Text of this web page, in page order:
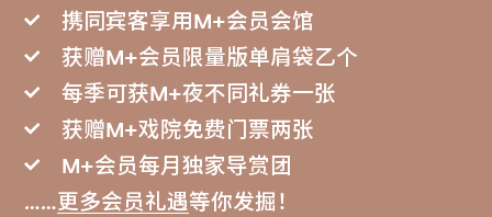
携同宾客享用M+会员会馆
获赠M+会员限量版单肩袋乙个
每季可获M+夜不同礼券一张
获赠M+戏院免费门票两张
M+会员每月独家导赏团
……更多会员礼遇等你发掘！